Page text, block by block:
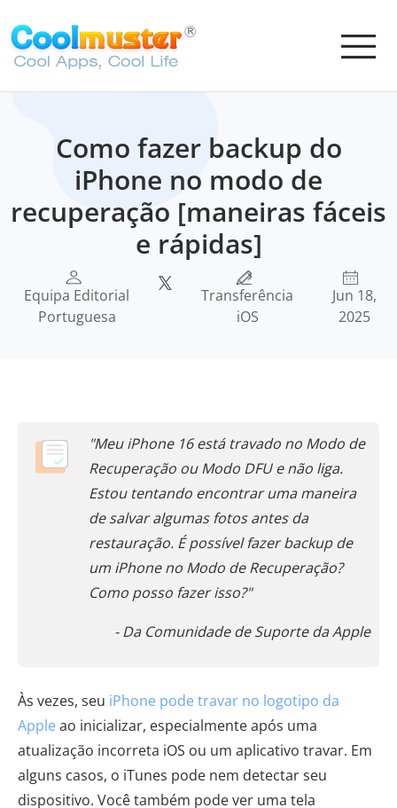
Como fazer backup do
iPhone no modo de
recuperação [maneiras fáceis
e rápidas]
Equipa Editorial
Portuguesa
Transferência
iOS
Jun 18,
2025
"Meu iPhone 16 está travado no Modo de
Recuperação ou Modo DFU e não liga.
Estou tentando encontrar uma maneira
de salvar algumas fotos antes da
restauração. É possível fazer backup de
um iPhone no Modo de Recuperação?
Como posso fazer isso?"
- Da Comunidade de Suporte da Apple
Às vezes, seu iPhone pode travar no logotipo da
Apple ao inicializar, especialmente após uma
atualização incorreta iOS ou um aplicativo travar. Em
alguns casos, o iTunes pode nem detectar seu
dispositivo. Você também pode ver uma tela